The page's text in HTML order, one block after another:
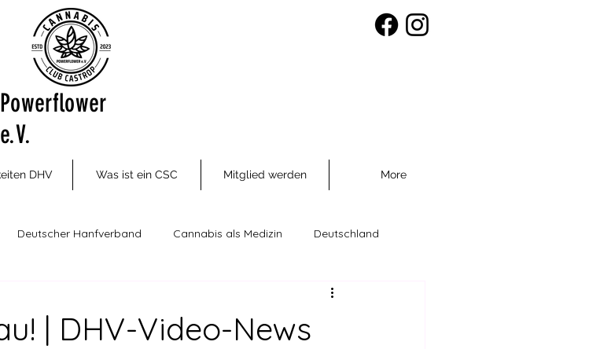
Powerflower
e.V.
DHV Was ist ein CSC Mitglied werden More
Deutscher Hanfverband Cannabis als Medizin Deutschland
Clubs
| DHV-Video-News